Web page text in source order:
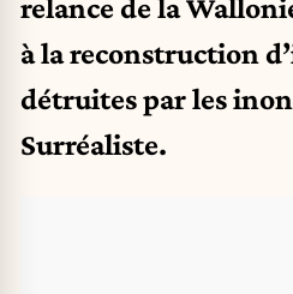
relance de la
à la reconstruction
détruites par les
Surréaliste.